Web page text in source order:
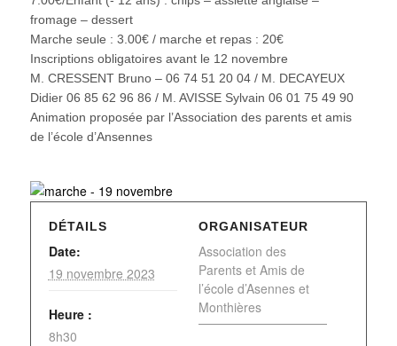
fromage – dessert
Marche seule : 3.00€ / marche et repas : 20€
Inscriptions obligatoires avant le 12 novembre
M. CRESSENT Bruno – 06 74 51 20 04 / M. DECAYEUX
Didier 06 85 62 96 86 / M. AVISSE Sylvain 06 01 75 49 90
Animation proposée par l’Association des parents et amis
de l’école d’Ansennes
DÉTAILS
Date:
19 novembre 2023
Heure :
8h30
ORGANISATEUR
Association des
Parents et Amis de
l’école d’Asennes et
Monthières